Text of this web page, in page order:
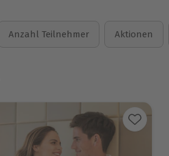
Anzahl Teilnehmer Aktionen